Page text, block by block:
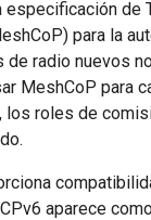
especificación de
para la
radio nuevos
MeshCoP para
los roles de
aparece